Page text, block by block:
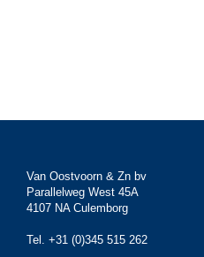
Van Oostvoorn & Zn bv
Parallelweg West 45A
4107 NA Culemborg
Tel. +31 (0)345 515 262